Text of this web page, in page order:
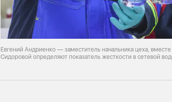
Евгений Андриенко — заместитель начальника цеха,
Сидоровой определяют показатель жесткости в сетевой